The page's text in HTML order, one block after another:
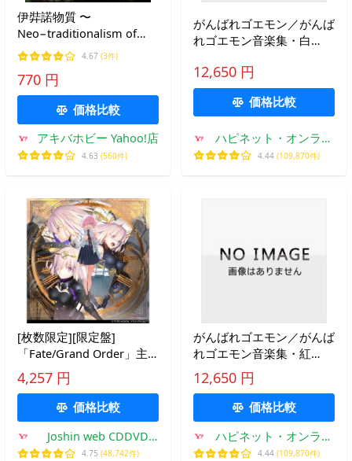
伊弉諾物質 〜
Neo−traditionalism of
Japan. / 上海アリス幻樂団
4.67 (3件)
770 円
価格比較
アキバホビー Yahoo!店
4.63 (560件)
がんばれゴエモン／がんば
れゴエモン音楽集・白
12,650 円
価格比較
ハピネット・オンライ
ンYahoo!ショッピング
4.44 (109,870件)
[枚数限定][限定盤]
「Fate/Grand Order」主
題歌ベストアルバム 余韻
(初回限定盤)/坂本真綾
[CD+Blu-ray]【返品種別
A】
4,257 円
価格比較
Joshin web CDDVD
Yahoo!店
4.75 (48,742件)
がんばれゴエモン／がんば
れゴエモン音楽集・紅
【CD】
12,650 円
価格比較
ハピネット・オンライ
ンYahoo!ショッピング
4.44 (109,870件)